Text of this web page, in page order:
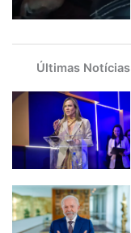
Últimas Notícias